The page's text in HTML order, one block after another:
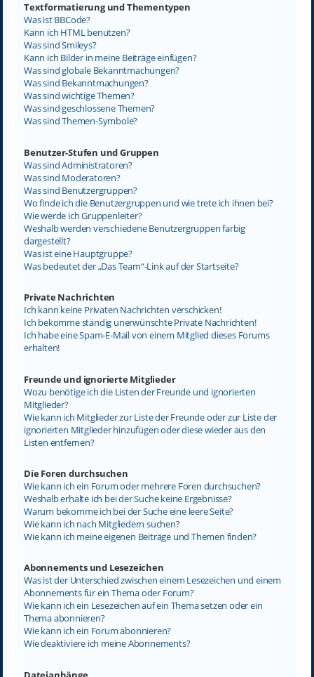
Textformatierung und Thementypen
Was ist BBCode?
Kann ich HTML benutzen?
Was sind Smileys?
Kann ich Bilder in meine Beiträge einfügen?
Was sind globale Bekanntmachungen?
Was sind Bekanntmachungen?
Was sind wichtige Themen?
Was sind geschlossene Themen?
Was sind Themen-Symbole?
Benutzer-Stufen und Gruppen
Was sind Administratoren?
Was sind Moderatoren?
Was sind Benutzergruppen?
Wo finde ich die Benutzergruppen und wie trete ich ihnen bei?
Wie werde ich Gruppenleiter?
Weshalb werden verschiedene Benutzergruppen farbig
dargestellt?
Was ist eine Hauptgruppe?
Was bedeutet der „Das Team“-Link auf der Startseite?
Private Nachrichten
Ich kann keine Privaten Nachrichten verschicken!
Ich bekomme ständig unerwünschte Private Nachrichten!
Ich habe eine Spam-E-Mail von einem Mitglied dieses Forums
erhalten!
Freunde und ignorierte Mitglieder
Wozu benötige ich die Listen der Freunde und ignorierten
Mitglieder?
Wie kann ich Mitglieder zur Liste der Freunde oder zur Liste der
ignorierten Mitglieder hinzufügen oder diese wieder aus den
Listen entfernen?
Die Foren durchsuchen
Wie kann ich ein Forum oder mehrere Foren durchsuchen?
Weshalb erhalte ich bei der Suche keine Ergebnisse?
Warum bekomme ich bei der Suche eine leere Seite?
Wie kann ich nach Mitgliedern suchen?
Wie kann ich meine eigenen Beiträge und Themen finden?
Abonnements und Lesezeichen
Was ist der Unterschied zwischen einem Lesezeichen und einem
Abonnements für ein Thema oder Forum?
Wie kann ich ein Lesezeichen auf ein Thema setzen oder ein
Thema abonnieren?
Wie kann ich ein Forum abonnieren?
Wie deaktiviere ich meine Abonnements?